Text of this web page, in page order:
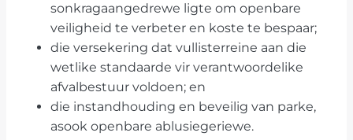
sonkragaangedrewe ligte om openbare
veiligheid te verbeter en koste te bespaar;
die versekering dat vullisterreine aan die
wetlike standaarde vir verantwoordelike
afvalbestuur voldoen; en
die instandhouding en beveilig van parke,
asook openbare ablusiegeriewe.